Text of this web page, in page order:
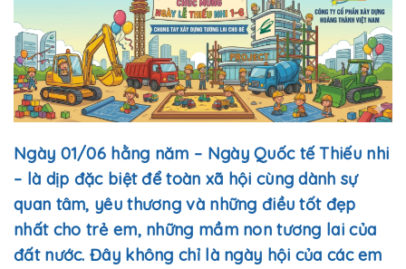
Ngày 01/06 hằng năm – Ngày Quốc tế Thiếu nhi
– là dịp đặc biệt để toàn xã hội cùng dành sự
quan tâm, yêu thương và những điều tốt đẹp
nhất cho trẻ em, những mầm non tương lai của
đất nước. Đây không chỉ là ngày hội của các em